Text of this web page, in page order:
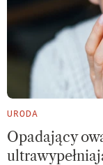
URODA
Opadający